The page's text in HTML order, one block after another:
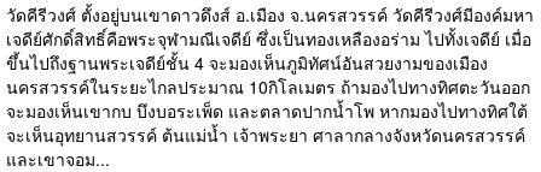
วัดคีรีวงศ์ ตั้งอยู่บนเขาดาวดึงส์ อ.เมือง จ.นครสวรรค์ วัดคีรีวงศ์มีองค์มหา
เจดีย์ศักดิ์สิทธิ์คือพระจุฬามณีเจดีย์ ซึ่งเป็นทองเหลืองอร่าม ไปทั้งเจดีย์ เมื่อ
ขึ้นไปถึงฐานพระเจดีย์ชั้น 4 จะมองเห็นภูมิทัศน์อันสวยงามของเมือง
นครสวรรค์ในระยะไกลประมาณ 10กิโลเมตร ถ้ามองไปทางทิศตะวันออก
จะมองเห็นเขากบ บึงบอระเพ็ด และตลาดปากน้ำโพ หากมองไปทางทิศใต้
จะเห็นอุทยานสวรรค์ ต้นแม่น้ำ เจ้าพระยา ศาลากลางจังหวัดนครสวรรค์
และเขาจอม...